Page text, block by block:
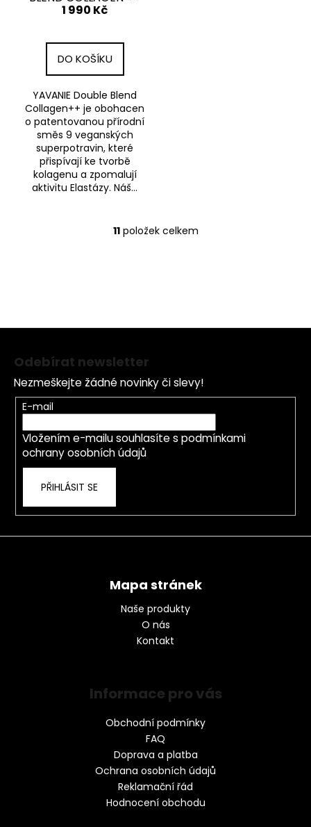
1 990 Kč
DO KOŠÍKU
YAVANIE Double Blend
Collagen++ je obohacen
o patentovanou přírodní
směs 9 veganských
superpotravin, které
přispívají ke tvorbě
kolagenu a zpomalují
aktivitu Elastázy. Náš...
O
c
v
y
v
u
11položek celkem
Z
Odebírat newsletter
Nezmeškejte žádné novinky či slevy!
E-mail
Vložením e-mailu souhlasíte s podmínkami
ochrany osobních údajů
PŘIHLÁSIT SE
Mapa stránek
Naše produkty
O nás
Kontakt
Informace pro vás
Obchodní podmínky
FAQ
Doprava a platba
Ochrana osobních údajů
Reklamační řád
Hodnocení obchodu